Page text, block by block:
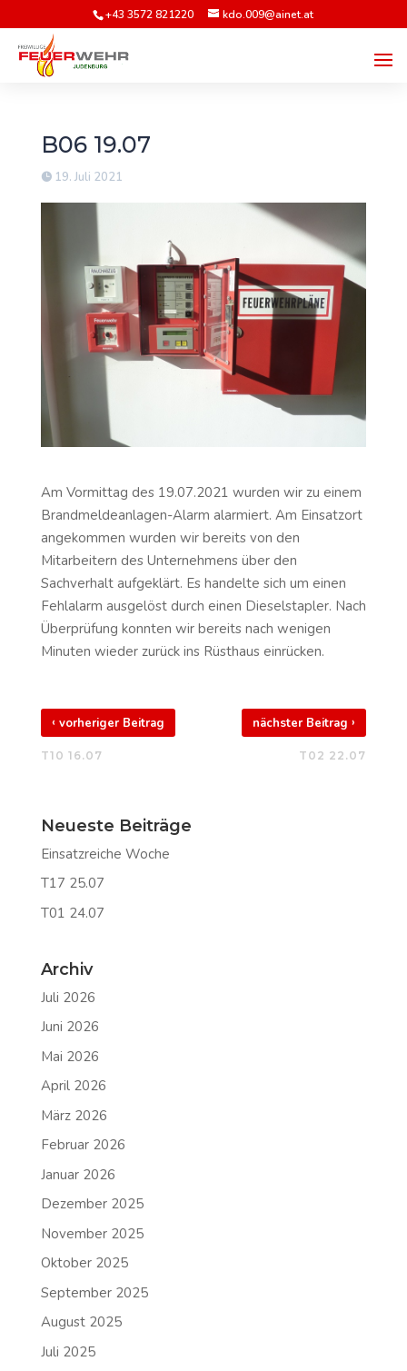
+43 3572 821220 kdo.009@ainet.at
B06 19.07
19. Juli 2021
Am Vormittag des 19.07.2021 wurden wir zu einem
Brandmeldeanlagen-Alarm alarmiert. Am Einsatzort
angekommen wurden wir bereits von den
Mitarbeitern des Unternehmens über den
Sachverhalt aufgeklärt. Es handelte sich um einen
Fehlalarm ausgelöst durch einen Dieselstapler. Nach
Überprüfung konnten wir bereits nach wenigen
Minuten wieder zurück ins Rüsthaus einrücken.
‹ vorheriger Beitrag
T10 16.07
nächster Beitrag›
T02 22.07
Neueste Beiträge
Einsatzreiche Woche
T17 25.07
T01 24.07
Archiv
Juli 2026
Juni 2026
Mai 2026
April 2026
März 2026
Februar 2026
Januar 2026
Dezember 2025
November 2025
Oktober 2025
September 2025
August 2025
Juli 2025